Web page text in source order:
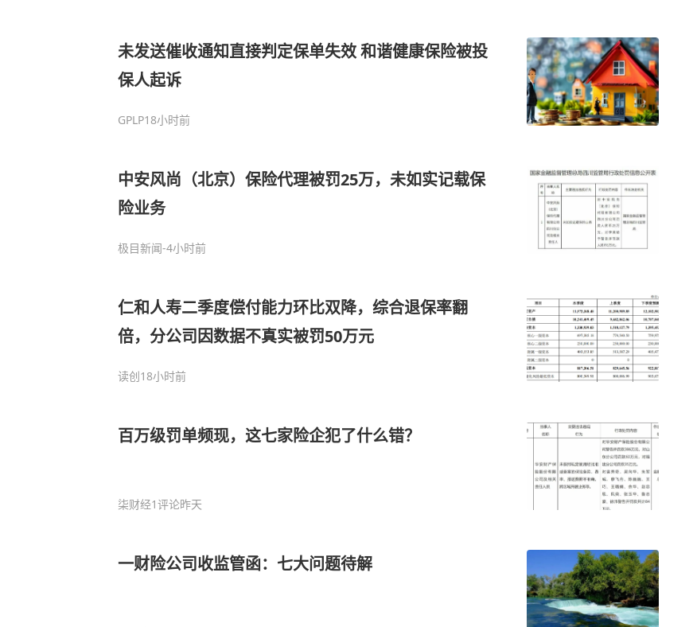
未发送催收通知直接判定保单失效 和谐健康保险被投
保人起诉
GPLP18小时前
中安风尚（北京）保险代理被罚25万，未如实记载保
险业务
极目新闻-4小时前
仁和人寿二季度偿付能力环比双降，综合退保率翻
倍，分公司因数据不真实被罚50万元
读创18小时前
百万级罚单频现，这七家险企犯了什么错？
柒财经1评论昨天
一财险公司收监管函：七大问题待解